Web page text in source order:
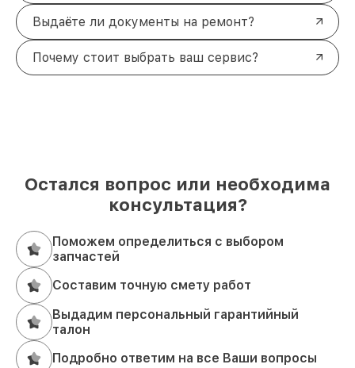
Выдаёте ли документы на ремонт?
Почему стоит выбрать ваш сервис?
Остался вопрос или необходима
консультация?
Поможем определиться с выбором
запчастей
Составим точную смету работ
Выдадим персональный гарантийный
талон
Подробно ответим на все Ваши вопросы